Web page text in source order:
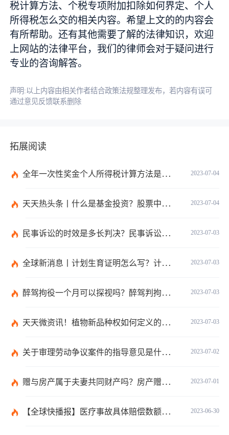
税计算方法、个税专项附加扣除如何界定、个人
所得税怎么交的相关内容。希望上文的的内容会
有所帮助。还有其他需要了解的法律知识，欢迎
上网站的法律平台，我们的律师会对于疑问进行
专业的咨询解答。
声明:以上内容由相关作者结合政策法规整理发布，若内容有误可
通过意见反馈联系删除
拓展阅读
2023-07-04
全年一次性奖金个人所得税计算方法是什么？个税专项附加扣除如何界定？
2023-07-04
天天热头条丨什么是基金投资？股票中的价值投资是什么意思？
2023-07-03
民事诉讼的时效是多长判决？民事诉讼的诉讼费用计算-天天简讯
2023-07-03
全球新消息丨计划生育证明怎么写？计划生育证明都需要什么材料？
2023-07-03
醉驾拘役一个月可以探视吗？醉驾判拘役当庭执行吗？
2023-07-03
天天微资讯！植物新品种权如何定义的？植物新品种权应符合什么条件？
2023-07-02
关于审理劳动争议案件的指导意见是什么？法院审理劳动争议案件的条件是什么？
2023-07-01
赠与房产属于夫妻共同财产吗？房产赠与和过户哪个划算？
2023-06-30
【全球快播报】医疗事故具体赔偿数额是多少？医疗事故技术鉴定有什么重要性？